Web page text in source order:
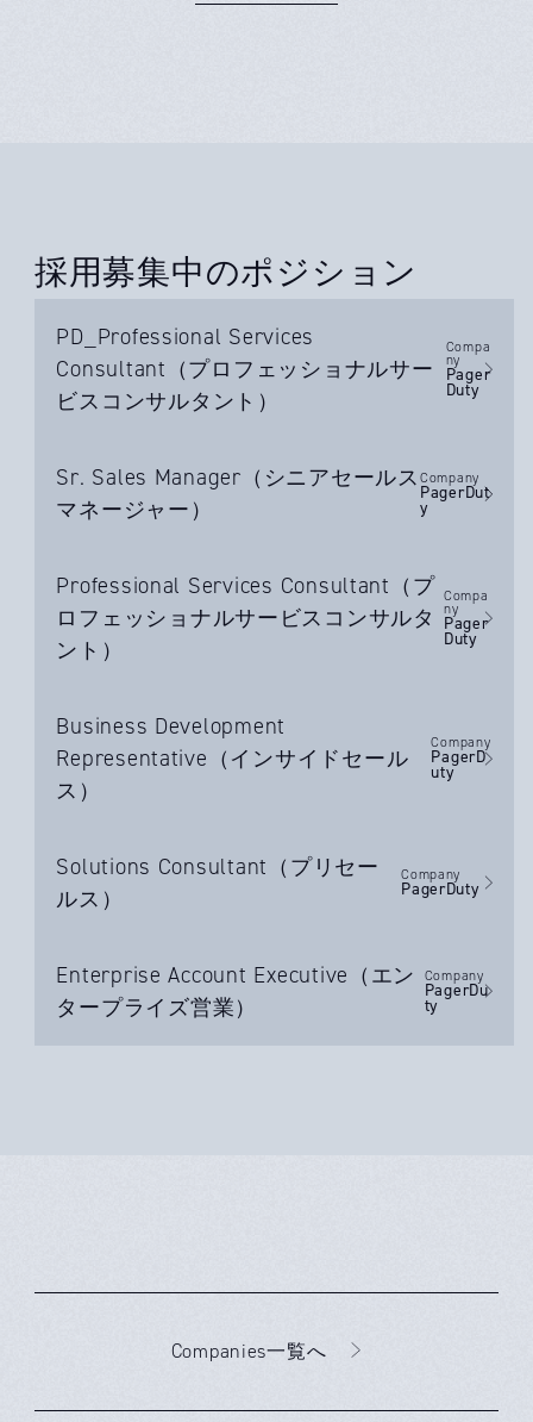
採用募集中のポジション
PD_Professional Services
Consultant（プロフェッショナルサー
ビスコンサルタント）
Compa
ny
Pager
Duty
Sr. Sales Manager（シニアセールス
マネージャー）
Company
PagerDut
y
Professional Services Consultant（プ
ロフェッショナルサービスコンサルタ
ント）
Compa
ny
Pager
Duty
Business Development
Representative（インサイドセール
ス）
Company
PagerD
uty
Solutions Consultant（プリセー
ルス）
Company
PagerDuty
Enterprise Account Executive（エン
タープライズ営業）
Company
PagerDu
ty
Companies一覧へ